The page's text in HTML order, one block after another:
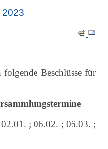
2023
Beschlüsse für
; 06.02. ; 06.03. ;